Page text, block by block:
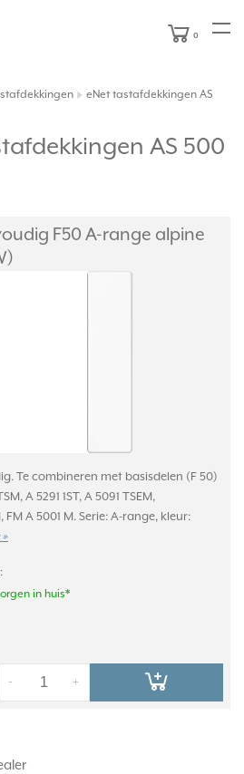
0
eNet tastafdekkingen AS
AS 500
F50 A-range alpine
Te combineren met basisdelen (F 50)
A 5291 1ST, A 5091 TSEM,
FM A 5001 M. Serie: A-range, kleur:
in huis*
+
-